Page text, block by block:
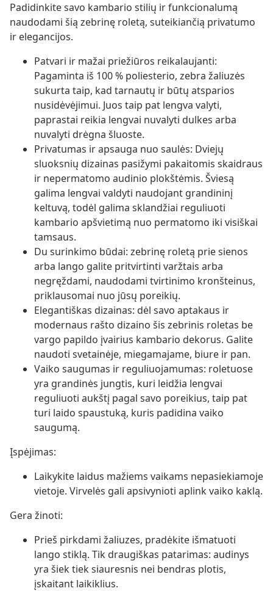
Padidinkite savo kambario stilių ir funkcionalumą
naudodami šią zebrinę roletą, suteikiančią privatumo
ir elegancijos.
Patvari ir mažai priežiūros reikalaujanti:
Pagaminta iš 100 % poliesterio, zebra žaliuzės
sukurta taip, kad tarnautų ir būtų atsparios
nusidėvėjimui. Juos taip pat lengva valyti,
paprastai reikia lengvai nuvalyti dulkes arba
nuvalyti drėgna šluoste.
Privatumas ir apsauga nuo saulės: Dviejų
sluoksnių dizainas pasižymi pakaitomis skaidraus
ir nepermatomo audinio plokštėmis. Šviesą
galima lengvai valdyti naudojant grandininį
keltuvą, todėl galima sklandžiai reguliuoti
kambario apšvietimą nuo permatomo iki visiškai
tamsaus.
Du surinkimo būdai: zebrinę roletą prie sienos
arba lango galite pritvirtinti varžtais arba
negręždami, naudodami tvirtinimo kronšteinus,
priklausomai nuo jūsų poreikių.
Elegantiškas dizainas: dėl savo aptakaus ir
modernaus rašto dizaino šis zebrinis roletas be
vargo papildo įvairius kambario dekorus. Galite
naudoti svetainėje, miegamajame, biure ir pan.
Vaiko saugumas ir reguliuojamumas: roletuose
yra grandinės jungtis, kuri leidžia lengvai
reguliuoti aukštį pagal savo poreikius, taip pat
turi laido spaustuką, kuris padidina vaiko
saugumą.
Įspėjimas:
Laikykite laidus mažiems vaikams nepasiekiamoje
vietoje. Virvelės gali apsivynioti aplink vaiko kaklą.
Gera žinoti:
Prieš pirkdami žaliuzes, pradėkite išmatuoti
lango stiklą. Tik draugiškas patarimas: audinys
yra šiek tiek siauresnis nei bendras plotis,
įskaitant laikiklius.